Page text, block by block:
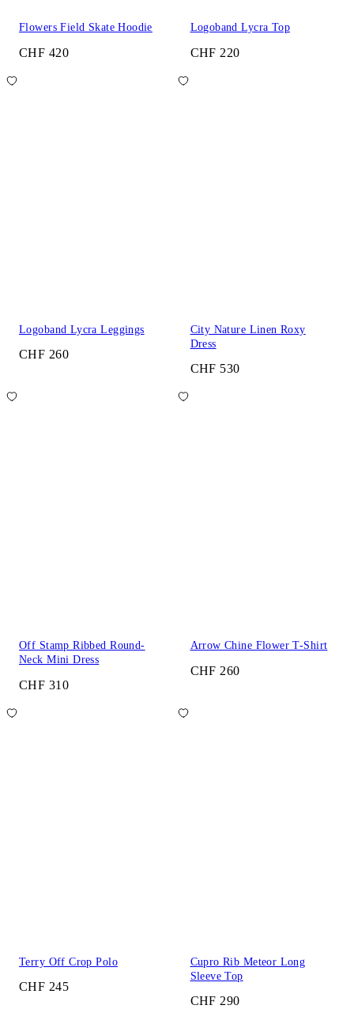
Flowers Field Skate Hoodie
CHF 420
Logoband Lycra Top
CHF 220
Logoband Lycra Leggings
CHF 260
City Nature Linen Roxy
Dress
CHF 530
Off Stamp Ribbed Round-
Neck Mini Dress
CHF 310
Arrow Chine Flower T-Shirt
CHF 260
Terry Off Crop Polo
CHF 245
Cupro Rib Meteor Long
Sleeve Top
CHF 290